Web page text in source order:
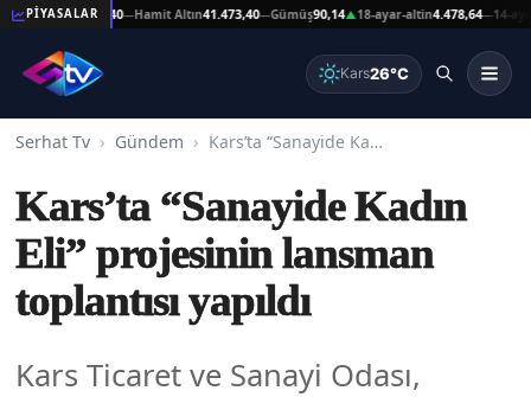
PİYASALAR
Altın41.473,40— Hamit Altın41.473,40—Gümüş90,14▲18-ayar-altin4.478,64—14-ayar-
Kars26°C
Serhat Tv Gündem Kars’ta “Sanayide Kadın Eli” projesinin lansman toplantısı yapıldı
Kars’ta “Sanayide Kadın
Eli” projesinin lansman
toplantısı yapıldı
Kars Ticaret ve Sanayi Odası,